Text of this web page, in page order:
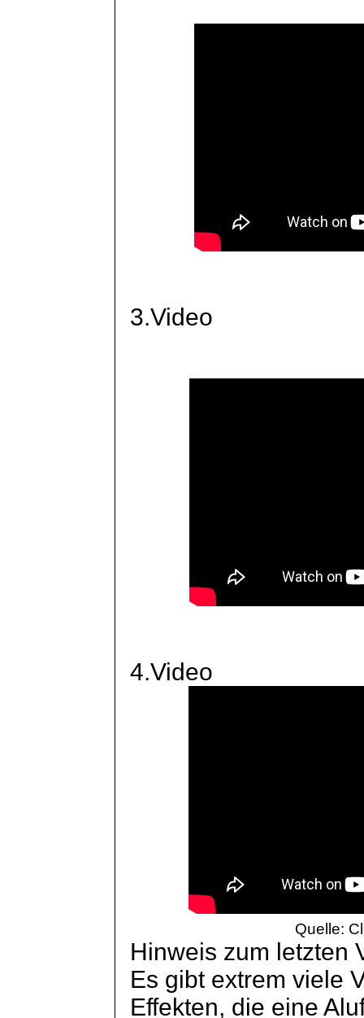
3.Video
4.Video
Quelle:
Hinweis zum letzten
Es gibt extrem viele
Effekten, die eine